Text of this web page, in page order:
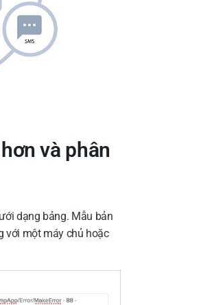
và phân
dạng bảng. Mẫu bản
với một máy chủ hoặc